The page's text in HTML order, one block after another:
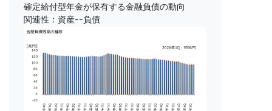
確定給付型年金が保有する金融負債の動向
関連性：資産--負債